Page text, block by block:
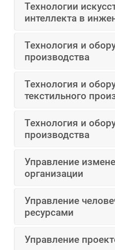
Технологии
интеллекта в
Технология и
производства
Технология и
текстильного
Технология и
производства
Управление
организации
Управление
ресурсами
Управление